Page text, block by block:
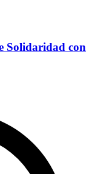
Solidaridad con